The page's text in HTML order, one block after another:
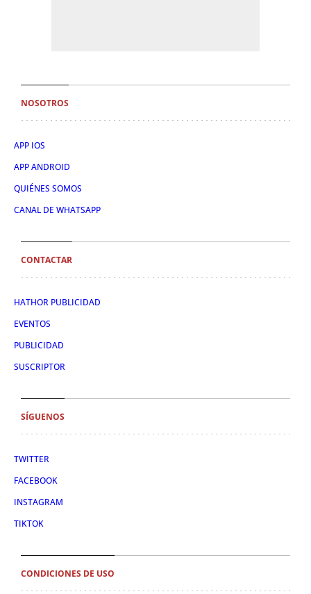
NOSOTROS
APP IOS
APP ANDROID
QUIÉNES SOMOS
CANAL DE WHATSAPP
CONTACTAR
HATHOR PUBLICIDAD
EVENTOS
PUBLICIDAD
SUSCRIPTOR
SÍGUENOS
TWITTER
FACEBOOK
INSTAGRAM
TIKTOK
CONDICIONES DE USO